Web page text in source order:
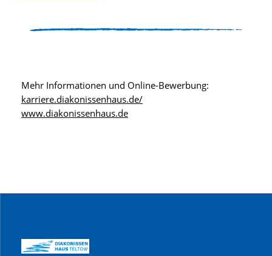
Mehr Informationen und Online-Bewerbung:
karriere.diakonissenhaus.de/
www.diakonissenhaus.de